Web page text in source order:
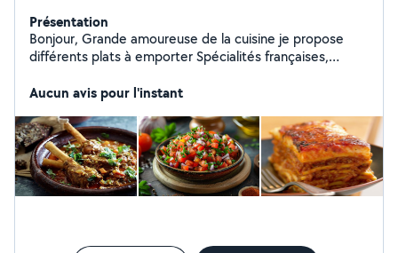
Présentation
Bonjour, Grande amoureuse de la cuisine je propose
différents plats à emporter Spécialités françaises,
Possibilité de passer commande de petits fours, de
à me contacter Je propose également des heures de
ménage ( gros ménage, d'entrée ou de sortie de
logement , de fin de travaux)
Aucun avis pour l'instant